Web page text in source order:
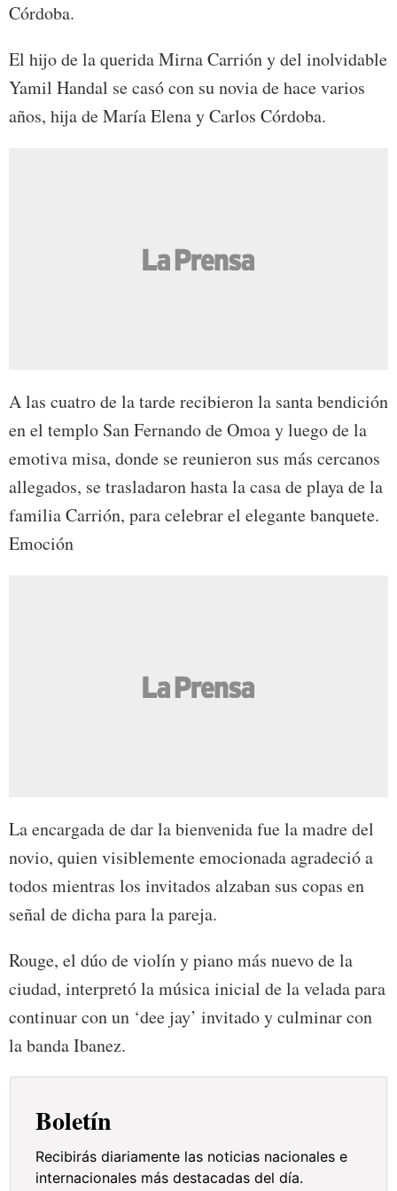
Córdoba.
El hijo de la querida Mirna Carrión y del inolvidable
Yamil Handal se casó con su novia de hace varios
años, hija de María Elena y Carlos Córdoba.
A las cuatro de la tarde recibieron la santa bendición
en el templo San Fernando de Omoa y luego de la
emotiva misa, donde se reunieron sus más cercanos
allegados, se trasladaron hasta la casa de playa de la
familia Carrión, para celebrar el elegante banquete.
Emoción
La encargada de dar la bienvenida fue la madre del
novio, quien visiblemente emocionada agradeció a
todos mientras los invitados alzaban sus copas en
señal de dicha para la pareja.
Rouge, el dúo de violín y piano más nuevo de la
ciudad, interpretó la música inicial de la velada para
continuar con un ‘dee jay’ invitado y culminar con
la banda Ibanez.
Boletín
Recibirás diariamente las noticias nacionales e
internacionales más destacadas del día.